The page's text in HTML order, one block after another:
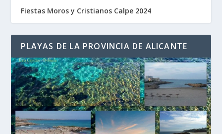
Fiestas Moros y Cristianos Calpe 2024
PLAYAS DE LA PROVINCIA DE ALICANTE